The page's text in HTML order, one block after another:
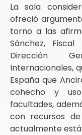
La sala
ofreció
torno a las
Sánchez,
Dirección
Internacionales,
España que
cohecho y
facultades,
con recursos
actualmente